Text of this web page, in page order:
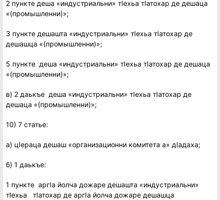
2 пункте деша «индустриальни» тIехьа тIатохар де дешаца
«(промышленни)»;
3 пункте дешашта «индустриальни» тIехьа тIатохар де
дешашца «(промышленни)»;
5 пункте деша «индустриальни» тIехьа тIатохар де дешаца
«(промышленни)»;
в) 2 даькъе деша «индустриальни» тIехьа тIатохар де
дешаца «(промышленни)»;
10) 7 статье:
а) цIераца дешаш «организационни комитета а» дIадаха;
б) 1 даькъе:
1 пункте аргIа йолча дожаре дешашта «индустриальни»
тIехьа тIатохар де аргIа йолча дожаре дешашца